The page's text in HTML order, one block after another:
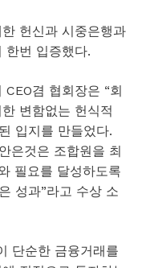
헌신과 시중은행과
한번 입증했다.
겸 협회장은 “회
변함없는 헌식적
입지를 만들었다.
은것은 조합원을 최
필요를 달성하도록
성과”라고 수상 소
단순한 금융거래를